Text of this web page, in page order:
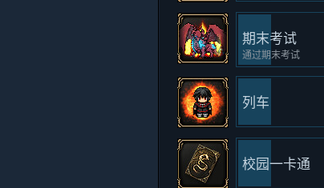
期末考试
通过期末考试
列车
校园一卡通